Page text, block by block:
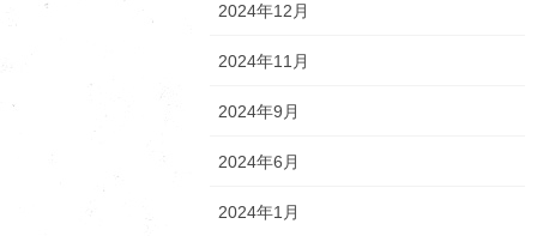
2024年12月
2024年11月
2024年9月
2024年6月
2024年1月